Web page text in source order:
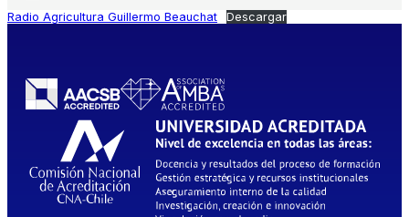
Radio Agricultura Guillermo Beauchat Descargar